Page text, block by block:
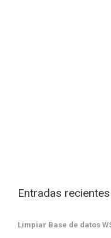
Entradas recientes
Limpiar Base de datos